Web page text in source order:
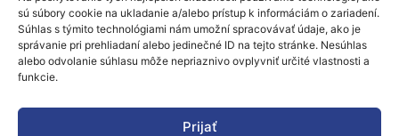
sú súbory cookie na ukladanie a/alebo prístup k informáciám o zariadení.
Súhlas s týmito technológiami nám umožní spracovávať údaje, ako je
správanie pri prehliadaní alebo jedinečné ID na tejto stránke. Nesúhlas
alebo odvolanie súhlasu môže nepriaznivo ovplyvniť určité vlastnosti a
funkcie.
Prijať
je bezplatná. Tieto služby sú poskytované
odborníkmi a pokrývajú niekoľko možností a
ciest pre šírenie a využívanie, najmä však
využívanie výsledkov (Exploitation), rozvoja